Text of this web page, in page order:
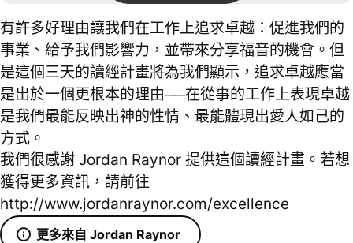
有許多好理由讓我們在工作上追求卓越：促進我們的
事業、給予我們影響力，並帶來分享福音的機會。但
是這個三天的讀經計畫將為我們顯示，追求卓越應當
是出於一個更根本的理由──在從事的工作上表現卓越
是我們最能反映出神的性情、最能體現出愛人如己的
方式。
我們很感謝 Jordan Raynor 提供這個讀經計畫。若想
獲得更多資訊，請前往
http://www.jordanraynor.com/excellence
更多來自 Jordan Raynor